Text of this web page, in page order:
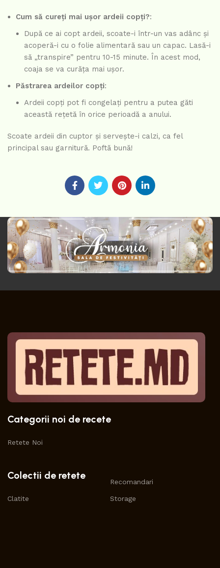
Cum să cureți mai ușor ardeii copți?:
După ce ai copt ardeii, scoate-i într-un vas adânc și
acoperă-i cu o folie alimentară sau un capac. Lasă-i
să „transpire” pentru 10-15 minute. În acest mod,
coaja se va curăța mai ușor.
Păstrarea ardeilor copți:
Ardeii copți pot fi congelați pentru a putea găti
această rețetă în orice perioadă a anului.
Scoate ardeii din cuptor și servește-i calzi, ca fel
principal sau garnitură. Poftă bună!
Categorii noi de recete
Retete Noi
Colectii de retete
Clatite
Recomandari
Storage